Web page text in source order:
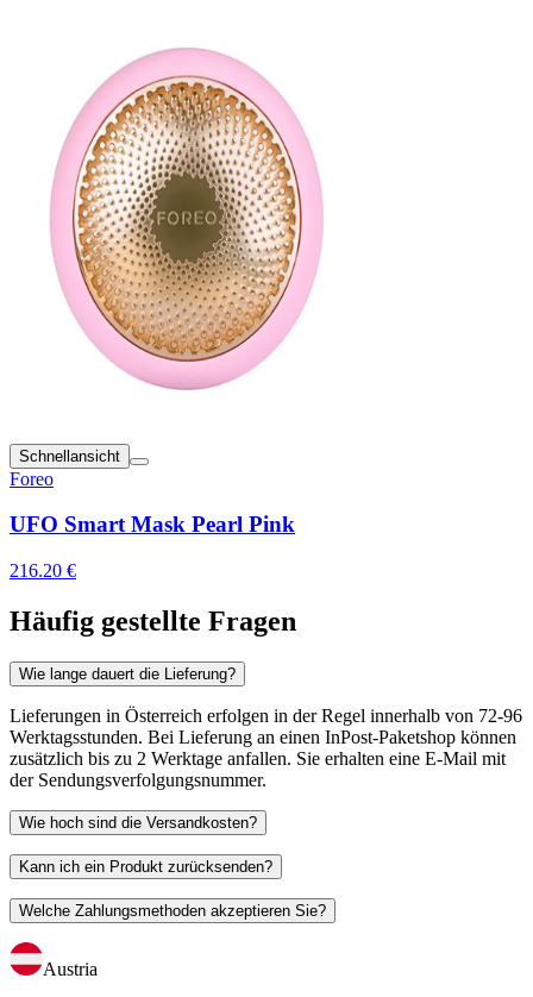
Schnellansicht
Foreo
UFO Smart Mask Pearl Pink
216.20 €
Häufig gestellte Fragen
Wie lange dauert die Lieferung?
Lieferungen in Österreich erfolgen in der Regel innerhalb von 72-96
Werktagsstunden. Bei Lieferung an einen InPost-Paketshop können
zusätzlich bis zu 2 Werktage anfallen. Sie erhalten eine E-Mail mit
der Sendungsverfolgungsnummer.
Wie hoch sind die Versandkosten?
Kann ich ein Produkt zurücksenden?
Welche Zahlungsmethoden akzeptieren Sie?
Austria